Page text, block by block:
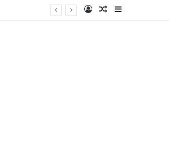
Log InArtigo Aleatório
Sidebar